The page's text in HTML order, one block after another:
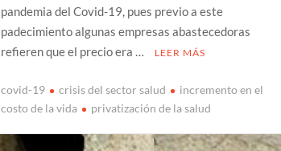
pandemia del Covid-19, pues previo a este
padecimiento algunas empresas abastecedoras
refieren que el precio era …
LEER MÁS
covid-19 crisis del sector salud
incremento en el
costo de la vida
privatización de la salud